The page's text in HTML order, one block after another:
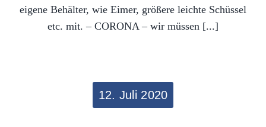
eigene Behälter, wie Eimer, größere leichte Schüssel
etc. mit. – CORONA – wir müssen [...]
12. Juli 2020